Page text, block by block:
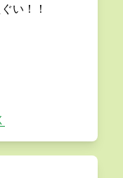
い！！